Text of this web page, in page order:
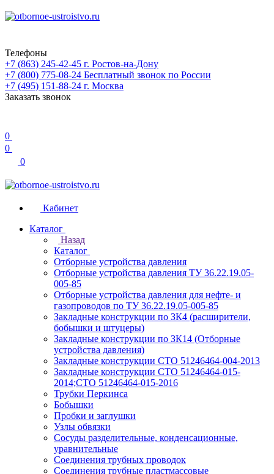
Телефоны
+7 (863) 245-42-45 г. Ростов-на-Дону
+7 (800) 775-08-24 Бесплатный звонок по России
+7 (495) 151-88-24 г. Москва
Заказать звонок
0
0
0
Кабинет
Каталог
Назад
Каталог
Отборные устройства давления
Отборные устройства давления ТУ 36.22.19.05-
005-85
Отборные устройства давления для нефте- и
газопроводов по ТУ 36.22.19.05-005-85
Закладные конструкции по ЗК4 (расширители,
бобышки и штуцеры)
Закладные конструкции по ЗК14 (Отборные
устройства давления)
Закладные конструкции СТО 51246464-004-2013
Закладные конструкции СТО 51246464-015-
2014;СТО 51246464-015-2016
Трубки Перкинса
Бобышки
Пробки и заглушки
Узлы обвязки
Сосуды разделительные, конденсационные,
уравнительные
Соединения трубных проводок
Соединения трубные пластмассовые